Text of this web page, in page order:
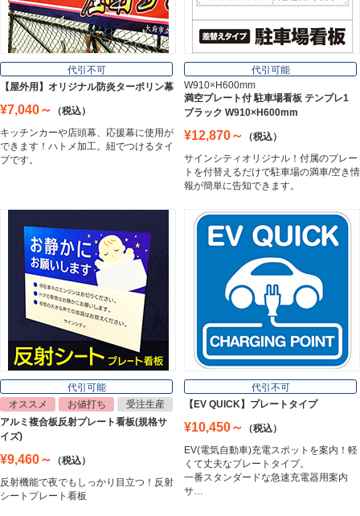
フレーム／看板枠
Frame
Magnet Sheet
インクジェットメディア
Inkjet Media
看板照明
Lighting Equipment
トラスコ中山
Trusco Nakayama
代引不可
【屋外用】オリジナル防炎ターポリン幕
¥7,040～
（税込）
キッチンカーや店頭幕、応援幕に使用が
できます！ハトメ加工。紐でつけるタイ
プです。
代引可能
W910×H600mm
満空プレート付 駐車場看板 テンプレ1
ブラック W910×H600mm
¥12,870～
（税込）
サインシティオリジナル！付属のプレー
トを付替えるだけで駐車場の満車/空き情
報が簡単に告知できます。
代引可能
オススメ
お値打ち
受注生産
アルミ複合板反射プレート看板(規格サ
イズ)
¥9,460～
（税込）
反射機能で夜でもしっかり目立つ！反射
シートプレート看板
代引不可
【EV QUICK】プレートタイプ
¥10,450～
（税込）
EV(電気自動車)充電スポットを案内！軽
くて丈夫なプレートタイプ。
一番スタンダードな急速充電器用案内
サ…